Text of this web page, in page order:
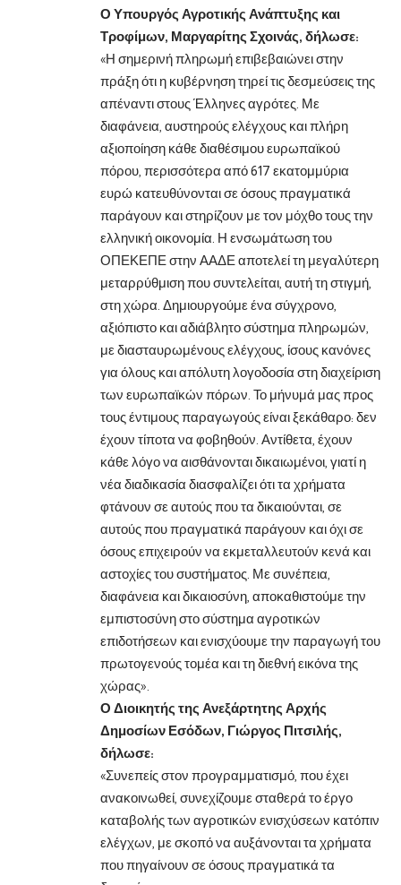
Ο Υπουργός Αγροτικής Ανάπτυξης και
Τροφίμων, Μαργαρίτης Σχοινάς, δήλωσε:
«Η σημερινή πληρωμή επιβεβαιώνει στην
πράξη ότι η κυβέρνηση τηρεί τις δεσμεύσεις της
απέναντι στους Έλληνες αγρότες. Με
διαφάνεια, αυστηρούς ελέγχους και πλήρη
αξιοποίηση κάθε διαθέσιμου ευρωπαϊκού
πόρου, περισσότερα από 617 εκατομμύρια
ευρώ κατευθύνονται σε όσους πραγματικά
παράγουν και στηρίζουν με τον μόχθο τους την
ελληνική οικονομία. Η ενσωμάτωση του
ΟΠΕΚΕΠΕ στην ΑΑΔΕ αποτελεί τη μεγαλύτερη
μεταρρύθμιση που συντελείται, αυτή τη στιγμή,
στη χώρα. Δημιουργούμε ένα σύγχρονο,
αξιόπιστο και αδιάβλητο σύστημα πληρωμών,
με διασταυρωμένους ελέγχους, ίσους κανόνες
για όλους και απόλυτη λογοδοσία στη διαχείριση
των ευρωπαϊκών πόρων. Το μήνυμά μας προς
τους έντιμους παραγωγούς είναι ξεκάθαρο: δεν
έχουν τίποτα να φοβηθούν. Αντίθετα, έχουν
κάθε λόγο να αισθάνονται δικαιωμένοι, γιατί η
νέα διαδικασία διασφαλίζει ότι τα χρήματα
φτάνουν σε αυτούς που τα δικαιούνται, σε
αυτούς που πραγματικά παράγουν και όχι σε
όσους επιχειρούν να εκμεταλλευτούν κενά και
αστοχίες του συστήματος. Με συνέπεια,
διαφάνεια και δικαιοσύνη, αποκαθιστούμε την
εμπιστοσύνη στο σύστημα αγροτικών
επιδοτήσεων και ενισχύουμε την παραγωγή του
πρωτογενούς τομέα και τη διεθνή εικόνα της
χώρας».
Ο Διοικητής της Ανεξάρτητης Αρχής
Δημοσίων Εσόδων, Γιώργος Πιτσιλής,
δήλωσε:
«Συνεπείς στον προγραμματισμό, που έχει
ανακοινωθεί, συνεχίζουμε σταθερά το έργο
καταβολής των αγροτικών ενισχύσεων κατόπιν
ελέγχων, με σκοπό να αυξάνονται τα χρήματα
που πηγαίνουν σε όσους πραγματικά τα